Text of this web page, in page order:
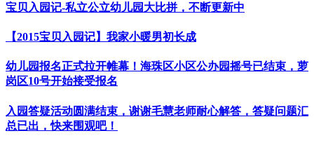
宝贝入园记-私立公立幼儿园大比拼，不断更新中
【2015宝贝入园记】我家小暖男初长成
幼儿园报名正式拉开帷幕！海珠区小区公办园摇号已结束，萝
岗区10号开始接受报名
入园答疑活动圆满结束，谢谢毛慧老师耐心解答，答疑问题汇
总已出，快来围观吧！